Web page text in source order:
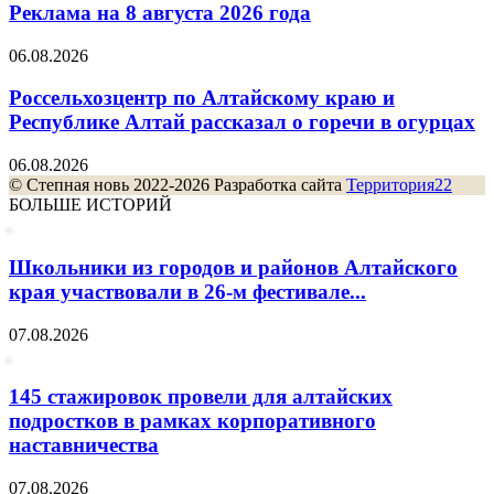
Реклама на 8 августа 2026 года
06.08.2026
Россельхозцентр по Алтайскому краю и
Республике Алтай рассказал о горечи в огурцах
06.08.2026
© Степная новь 2022-2026 Разработка сайта Территория22
БОЛЬШЕ ИСТОРИЙ
Школьники из городов и районов Алтайского
края участвовали в 26-м фестивале...
07.08.2026
145 стажировок провели для алтайских
подростков в рамках корпоративного
наставничества
07.08.2026